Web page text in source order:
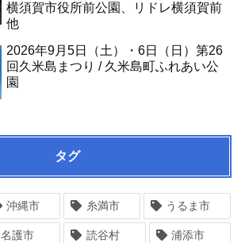
横須賀市役所前公園、リドレ横須賀前
他
2026年9月5日（土）・6日（日）第26
回久米島まつり / 久米島町ふれあい公
園
タグ
沖縄市 糸満市 うるま市
名護市 読谷村 浦添市